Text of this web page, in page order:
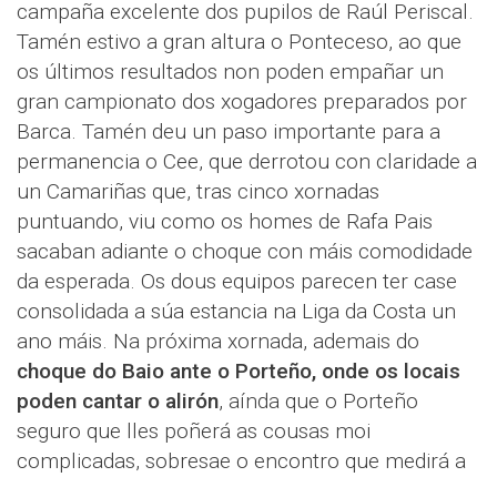
campaña excelente dos pupilos de Raúl Periscal.
Tamén estivo a gran altura o Ponteceso, ao que
os últimos resultados non poden empañar un
gran campionato dos xogadores preparados por
Barca. Tamén deu un paso importante para a
permanencia o Cee, que derrotou con claridade a
un Camariñas que, tras cinco xornadas
puntuando, viu como os homes de Rafa Pais
sacaban adiante o choque con máis comodidade
da esperada. Os dous equipos parecen ter case
consolidada a súa estancia na Liga da Costa un
ano máis. Na próxima xornada, ademais do
choque do Baio ante o Porteño, onde os locais
poden cantar o alirón, aínda que o Porteño
seguro que lles poñerá as cousas moi
complicadas, sobresae o encontro que medirá a